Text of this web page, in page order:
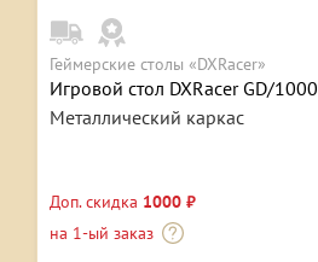
Геймерские столы «DXRacer»
Игровой стол DXRacer GD/1000
Металлический каркас
Доп. скидка 1000 ₽
на 1-ый заказ